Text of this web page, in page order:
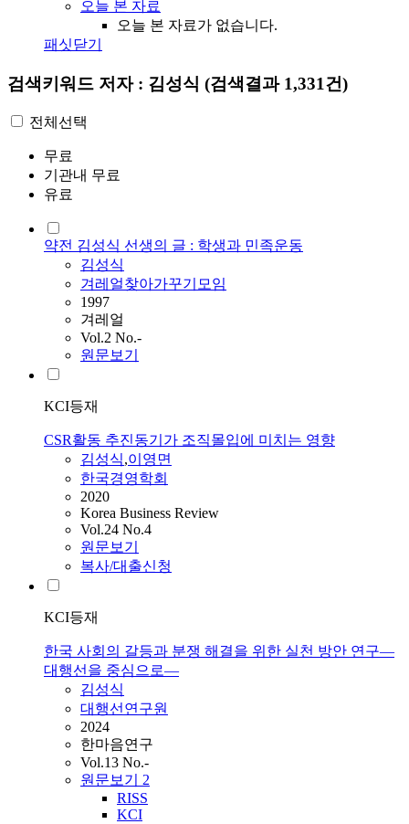
오늘 본 자료
오늘 본 자료가 없습니다.
패싯닫기
검색키워드 저자 : 김성식 (검색결과 1,331건)
전체선택
무료
기관내 무료
유료
약전 김성식 선생의 글 : 학생과 민족운동
김성식
겨레얼찾아가꾸기모임
1997
겨레얼
Vol.2 No.-
원문보기
KCI등재
CSR활동 추진동기가 조직몰입에 미치는 영향
김성식,이영면
한국경영학회
2020
Korea Business Review
Vol.24 No.4
원문보기
복사/대출신청
KCI등재
한국 사회의 갈등과 분쟁 해결을 위한 실천 방안 연구—
대행선을 중심으로—
김성식
대행선연구원
2024
한마음연구
Vol.13 No.-
원문보기 2
RISS
KCI